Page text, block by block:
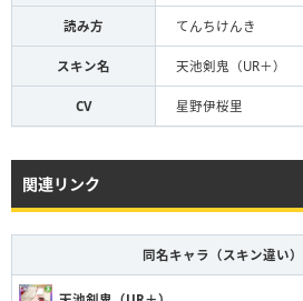
読み方 てんちけんき
スキン名 天池剣鬼（UR＋）
CV 星野伊桜里
関連リンク
同名キャラ（スキン違い